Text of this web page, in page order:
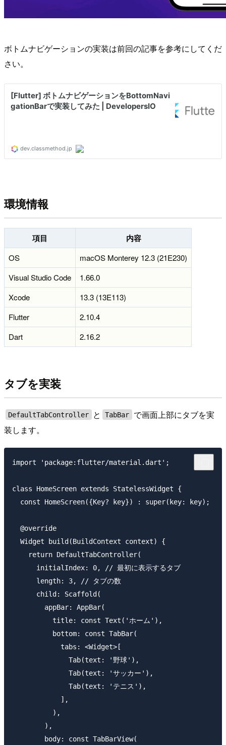
ボトムナビゲーションの実装は前回の記事を参考にしてくだ
さい。
環境情報
項目 内容
OS
macOS Monterey 12.3 (21E230)
Visual Studio Code
1.66.0
Xcode
13.3 (13E113)
Flutter
2.10.4
Dart
2.16.2
タブを実装
DefaultTabController と TabBar
で画面上部にタブを実
装します。
import 'package:flutter/material.dart';
class HomeScreen extends StatelessWidget {
  const HomeScreen({Key? key}) : super(key: key);
  @override
  Widget build(BuildContext context) {
    return DefaultTabController(
      initialIndex: 0, // 最初に表示するタブ
      length: 3, // タブの数
      child: Scaffold(
        appBar: AppBar(
          title: const Text('ホーム'),
          bottom: const TabBar(
            tabs: <Widget>[
              Tab(text: '野球'),
              Tab(text: 'サッカー'),
              Tab(text: 'テニス'),
            ],
          ),
        ),
        body: const TabBarView(